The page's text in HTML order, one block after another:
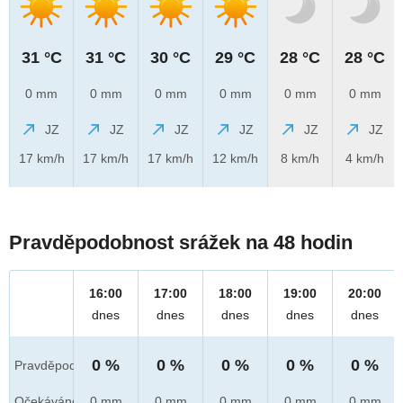
31 °C
0 mm
JZ
17 km/h
31 °C
0 mm
JZ
17 km/h
30 °C
0 mm
JZ
17 km/h
29 °C
0 mm
JZ
12 km/h
28 °C
0 mm
JZ
8 km/h
28 °C
0 mm
JZ
4 km/h
Pravděpodobnost srážek na 48 hodin
Pravděpod.
16:00
dnes
0 %
17:00
dnes
0 %
18:00
dnes
0 %
19:00
dnes
0 %
20:00
dnes
0 %